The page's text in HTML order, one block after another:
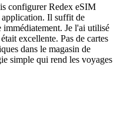
configurer Redex eSIM
application. Il suffit de
Je l'ai utilisé
excellente. Pas de cartes
dans le magasin de
simple qui rend les voyages